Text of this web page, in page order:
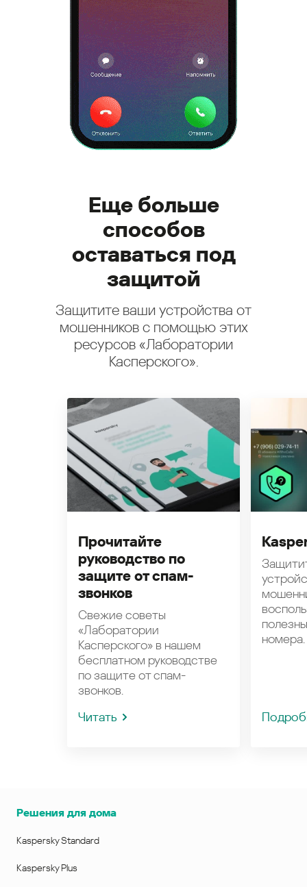
Еще больше
способов
оставаться под
защитой
Защитите ваши устройства от
мошенников с помощью этих
ресурсов «Лаборатории
Касперского».
Прочитайте
руководство по
защите от спам-
звонков
Свежие советы
«Лаборатории
Касперского» в нашем
бесплатном руководстве
по защите от спам-
звонков.
Читать
номера.
Решения для дома
Kaspersky Standard
Kaspersky Plus